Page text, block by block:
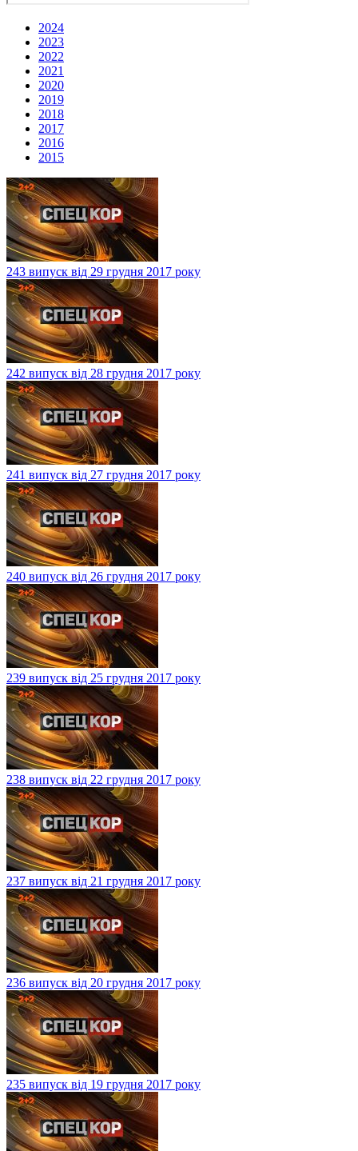
2024
2023
2022
2021
2020
2019
2018
2017
2016
2015
243 випуск від 29 грудня 2017 року
242 випуск від 28 грудня 2017 року
241 випуск від 27 грудня 2017 року
240 випуск від 26 грудня 2017 року
239 випуск від 25 грудня 2017 року
238 випуск від 22 грудня 2017 року
237 випуск від 21 грудня 2017 року
236 випуск від 20 грудня 2017 року
235 випуск від 19 грудня 2017 року